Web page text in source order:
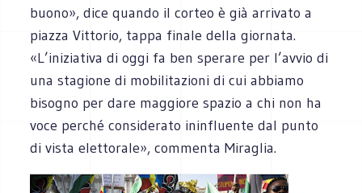
buono», dice quando il corteo è già arrivato a
piazza Vittorio, tappa finale della giornata.
«L’iniziativa di oggi fa ben sperare per l’avvio di
una stagione di mobilitazioni di cui abbiamo
bisogno per dare maggiore spazio a chi non ha
voce perché considerato ininfluente dal punto
di vista elettorale», commenta Miraglia.